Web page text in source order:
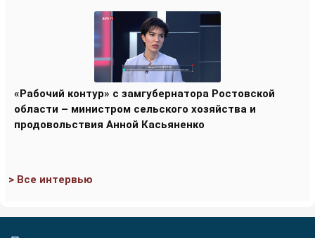
«Рабочий контур» с замгубернатора Ростовской
области – министром сельского хозяйства и
продовольствия Анной Касьяненко
> Все интервью